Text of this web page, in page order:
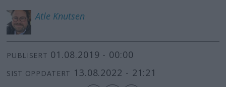
Atle Knutsen
PUBLISERT 01.08.2019 - 00:00
SIST OPPDATERT 13.08.2022 - 21:21